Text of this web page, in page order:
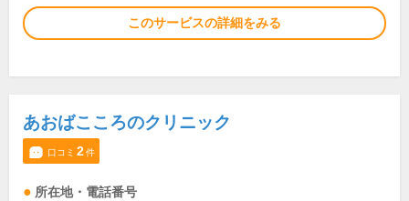
このサービスの詳細をみる
あおばこころのクリニック
口コミ 2件
所在地・電話番号